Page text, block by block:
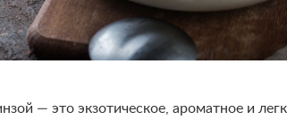
— это экзотическое, ароматное и